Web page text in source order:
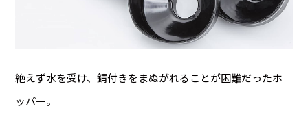
絶えず水を受け、錆付きをまぬがれることが困難だったホ
ッパー。